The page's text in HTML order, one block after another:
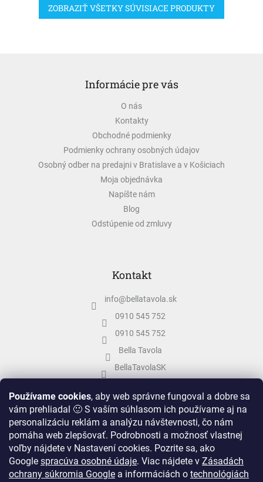
Používame cookies, aby web správne fungoval a dobre sa
vám prehliadal 🙂 S vaším súhlasom ich používame aj na
personalizáciu reklám a analýzu návštevnosti, čo nám
pomáha web zlepšovať. Podrobnosti a možnosť vlastnej
voľby nájdete v Nastavení cookies. Pozrite sa, ako
Google spracúva osobné údaje. Viac nájdete v Zásadách
ochrany súkromia Google a informáciách o technológiách
ZOBRAZIŤ VŠETKY SÚVISIACE PRODUKTY
Informácie pre vás
O nás
Kontakty
Obchodné podmienky
Podmienky ochrany osobných údajov
Osobný odber na predajni v Bratislave a v Košiciach
Moja objednávka
Napíšte nám
Blog
Odstúpenie od zmluvy
Kontakt
info@bellatavola.sk
0910 545 752
0910 545 752
Bella Tavola
BellaTavolaSK